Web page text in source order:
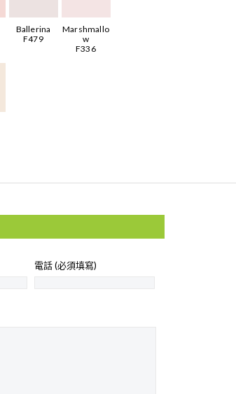
Ballerina
F479
Marshmallo
w
F336
電話 (必須填寫)